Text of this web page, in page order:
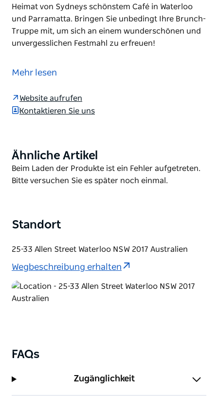
Heimat von Sydneys schönstem Café in Waterloo
und Parramatta. Bringen Sie unbedingt Ihre Brunch-
Truppe mit, um sich an einem wunderschönen und
unvergesslichen Festmahl zu erfreuen!
und Parramatta. Bringen Sie unbedingt Ihre Brunch-
Mehr lesen
Website aufrufen
Kontaktieren Sie uns
Product
List
Ähnliche Artikel
Product
List
Beim Laden der Produkte ist ein Fehler aufgetreten.
Bitte versuchen Sie es später noch einmal.
Standort
25-33 Allen Street Waterloo NSW 2017 Australien
Wegbeschreibung erhalten
FAQs
Zugänglichkeit